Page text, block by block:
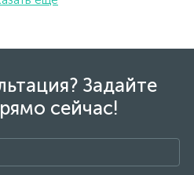
государственной
прилагаются бирка с
отличаться от
цветопередачи
Задайте
сейчас!